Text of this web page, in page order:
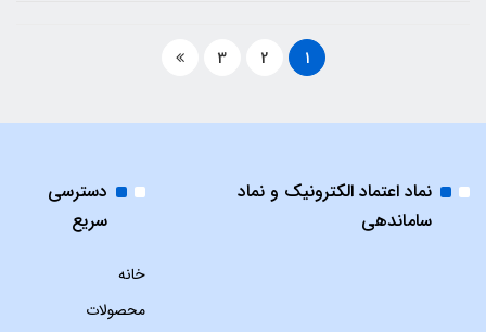
1
2
3
نماد اعتماد الکترونیک و نماد
ساماندهی
دسترسی
سریع
خانه
محصولات